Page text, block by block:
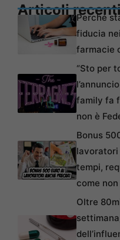
Articoli
Perché
fiducia
farmacie
“Sto per
family fa
non è
Bonus
lavoratori
tempi,
come
Oltre